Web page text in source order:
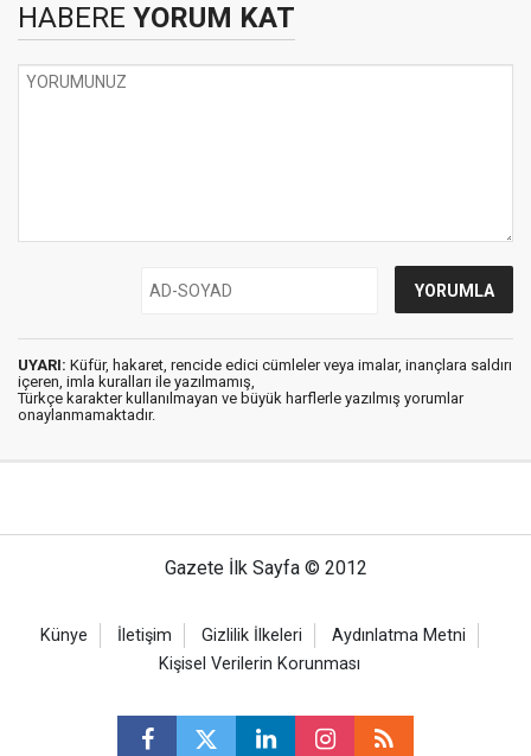
HABERE YORUM KAT
UYARI: Küfür, hakaret, rencide edici cümleler veya imalar, inançlara saldırı
içeren, imla kuralları ile yazılmamış,
Türkçe karakter kullanılmayan ve büyük harflerle yazılmış yorumlar
onaylanmamaktadır.
Gazete İlk Sayfa © 2012
Künye İletişim Gizlilik İlkeleri
Aydınlatma Metni
Kişisel Verilerin Korunması